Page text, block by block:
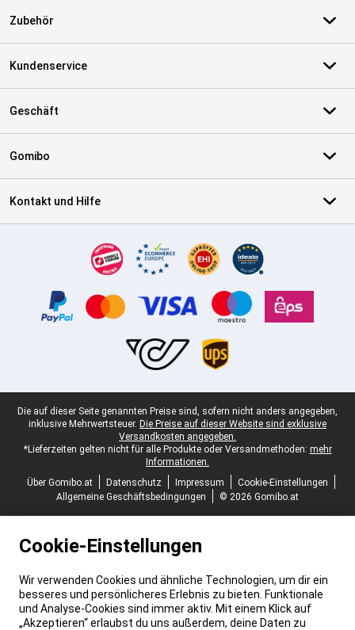
Zubehör
Kundenservice
Geschäft
Gomibo
Kontakt und Hilfe
Juristische Fußzeile
Die auf dieser Seite genannten Preise sind, sofern nicht anders angegeben,
inklusive Mehrwertsteuer. Die Preise auf dieser Website sind exklusive
Versandkosten angegeben.
*Lieferzeiten gelten nicht für alle Produkte oder Versandmethoden: mehr
Informationen.
Über Gomibo.at
Datenschutz Impressum
Cookie-Einstellungen
Allgemeine Geschäftsbedingungen
© 2026 Gomibo.at
Cookie-Einstellungen
Wir verwenden Cookies und ähnliche Technologien, um dir ein
besseres und persönlicheres Erlebnis zu bieten. Funktionale
und Analyse-Cookies sind immer aktiv. Mit einem Klick auf
„Akzeptieren“ erlaubst du uns außerdem, deine Daten zu